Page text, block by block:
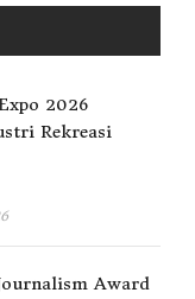
2026
Rekreasi
Award